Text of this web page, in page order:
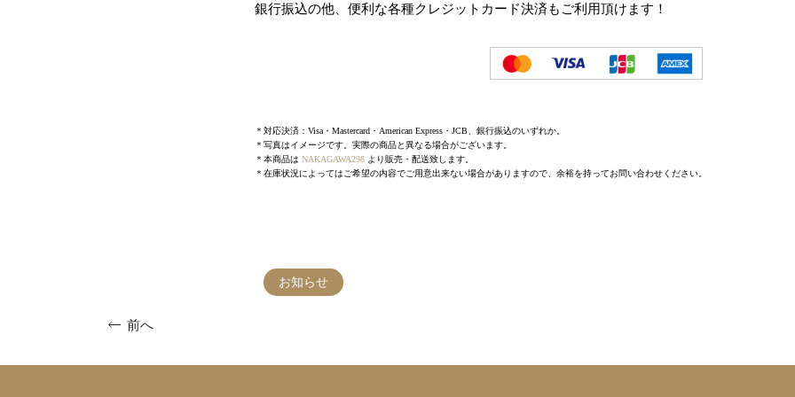
銀行振込の他、便利な各種クレジットカード決済もご利用頂けます！
＊対応決済：Visa・Mastercard・American Express・JCB、銀行振込のいずれか。
＊写真はイメージです。実際の商品と異なる場合がございます。
＊本商品は NAKAGAWA298 より販売・配送致します。
＊在庫状況によってはご希望の内容でご用意出来ない場合がありますので、余裕を持ってお問い合わせください。
お知らせ
前へ